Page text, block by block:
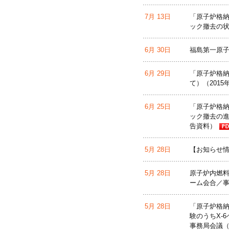
7月 13日
「原子炉格
ック撤去の
6月 30日 福島第一原
6月 29日
「原子炉格
て）（2015
6月 25日
「原子炉格
ック撤去の
告資料）
5月 28日 【お知らせ
5月 28日
原子炉内燃
ーム会合／
5月 28日
「原子炉格
験のうちX-6
事務局会議